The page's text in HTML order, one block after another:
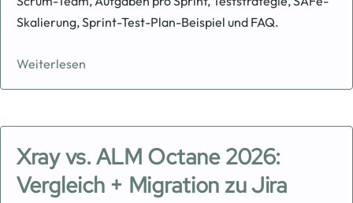
Skalierung, Sprint-Test-Plan-Beispiel und FAQ.
Weiterlesen
Xray vs. ALM Octane 2026:
Vergleich + Migration zu Jira